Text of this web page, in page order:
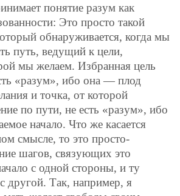
понятие разум как
Это просто такой
обнаруживается, когда мы
путь, ведущий к цели,
мы желаем. Избранная цель
«разум», ибо она — плод
и точка, от которой
по пути, не есть «разум», ибо
начало. Что же касается
смысле, то это просто-
шагов, связующих это
с одной стороны, и ту
другой. Так, например, я